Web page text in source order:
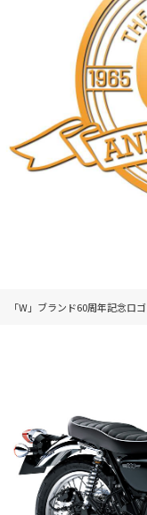
「W」ブランド60周年記念ロゴ